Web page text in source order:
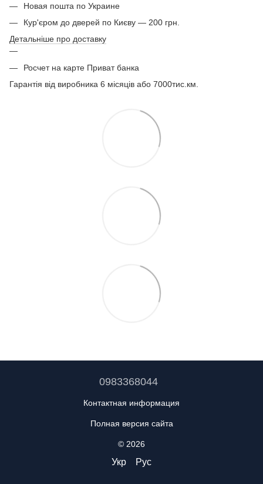
Новая пошта по Украине
Кур'єром до дверей по Києву — 200 грн.
Детальніше про доставку
Росчет на карте Приват банка
Гарантія від виробника 6 місяців або 7000тис.км.
0983368044
Контактная информация
Полная версия сайта
© 2026
Укр Рус